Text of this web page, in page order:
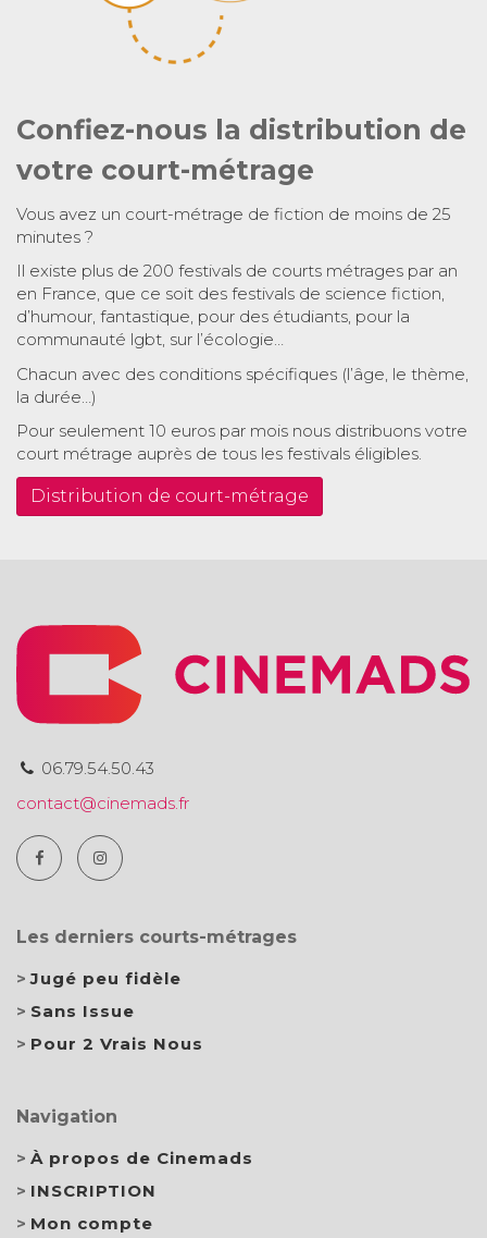
Confiez-nous la distribution de
votre court-métrage
Vous avez un court-métrage de fiction de moins de 25
minutes ?
Il existe plus de 200 festivals de courts métrages par an
en France, que ce soit des festivals de science fiction,
d’humour, fantastique, pour des étudiants, pour la
communauté lgbt, sur l’écologie…
Chacun avec des conditions spécifiques (l’âge, le thème,
la durée…)
Pour seulement 10 euros par mois nous distribuons votre
court métrage auprès de tous les festivals éligibles.
Distribution de court-métrage
06.79.54.50.43
contact@cinemads.fr
Les derniers courts-métrages
Jugé peu fidèle
Sans Issue
Pour 2 Vrais Nous
Navigation
À propos de Cinemads
INSCRIPTION
Mon compte